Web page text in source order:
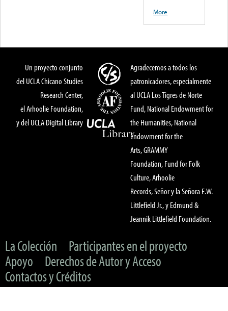
More
Un proyecto conjunto
del UCLA Chicano Studies
Research Center,
el Arhoolie Foundation,
y del UCLA Digital Library
Agradecemos a todos los
patronicadores, especialmente
al UCLA Los Tigres de Norte
Fund, National Endowment for
the Humanities, National
Endowment for the
Arts, GRAMMY
Foundation, Fund for Folk
Culture, Arhoolie
Records, Señor y la Señora E.W.
Littlefield Jr., y Edmund &
Jeannik Littlefield Foundation.
La Colección
Participantes en el proyecto
Apoyo
Derechos de Autor y Acceso
Contactos y Créditos